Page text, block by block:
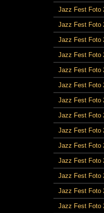
Jazz Fest Foto
Jazz Fest Foto
Jazz Fest Foto
Jazz Fest Foto
Jazz Fest Foto
Jazz Fest Foto
Jazz Fest Foto
Jazz Fest Foto
Jazz Fest Foto
Jazz Fest Foto
Jazz Fest Foto
Jazz Fest Foto
Jazz Fest Foto
Jazz Fest Foto